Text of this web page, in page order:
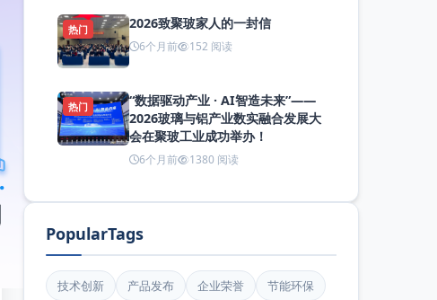
热门 2026致聚玻家人的一封信
6个月前 152 阅读
热门
“数据驱动产业 · AI智造未来”——
2026玻璃与铝产业数实融合发展大
会在聚玻工业成功举办！
6个月前 1380 阅读
PopularTags
技术创新 产品发布 企业荣誉 节能环保